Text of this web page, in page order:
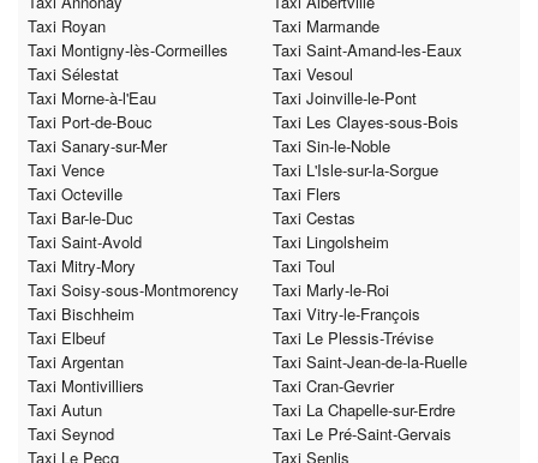
Taxi Royan
Taxi Marmande
Taxi Montigny-lès-Cormeilles
Taxi Saint-Amand-les-Eaux
Taxi Sélestat
Taxi Vesoul
Taxi Morne-à-l'Eau
Taxi Joinville-le-Pont
Taxi Port-de-Bouc
Taxi Les Clayes-sous-Bois
Taxi Sanary-sur-Mer
Taxi Sin-le-Noble
Taxi Vence
Taxi L'Isle-sur-la-Sorgue
Taxi Octeville
Taxi Flers
Taxi Bar-le-Duc
Taxi Cestas
Taxi Saint-Avold
Taxi Lingolsheim
Taxi Mitry-Mory
Taxi Toul
Taxi Soisy-sous-Montmorency
Taxi Marly-le-Roi
Taxi Bischheim
Taxi Vitry-le-François
Taxi Elbeuf
Taxi Le Plessis-Trévise
Taxi Argentan
Taxi Saint-Jean-de-la-Ruelle
Taxi Montivilliers
Taxi Cran-Gevrier
Taxi Autun
Taxi La Chapelle-sur-Erdre
Taxi Seynod
Taxi Le Pré-Saint-Gervais
Taxi Le Pecq
Taxi Senlis